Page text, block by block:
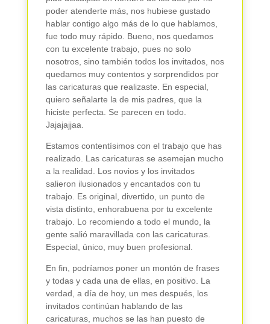
poder atenderte más, nos hubiese gustado
hablar contigo algo más de lo que hablamos,
fue todo muy rápido. Bueno, nos quedamos
con tu excelente trabajo, pues no solo
nosotros, sino también todos los invitados, nos
quedamos muy contentos y sorprendidos por
las caricaturas que realizaste. En especial,
quiero señalarte la de mis padres, que la
hiciste perfecta. Se parecen en todo.
Jajajajjaa.
Estamos contentísimos con el trabajo que has
realizado. Las caricaturas se asemejan mucho
a la realidad. Los novios y los invitados
salieron ilusionados y encantados con tu
trabajo. Es original, divertido, un punto de
vista distinto, enhorabuena por tu excelente
trabajo. Lo recomiendo a todo el mundo, la
gente salió maravillada con las caricaturas.
Especial, único, muy buen profesional.
En fin, podríamos poner un montón de frases
y todas y cada una de ellas, en positivo. La
verdad, a día de hoy, un mes después, los
invitados continúan hablando de las
caricaturas, muchos se las han puesto de